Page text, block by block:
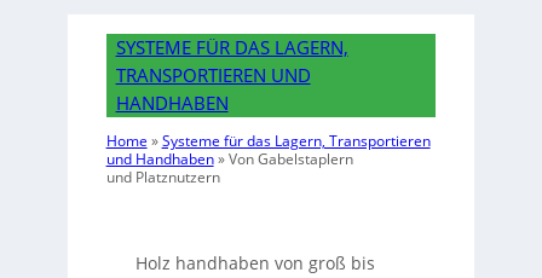
SYSTEME FÜR DAS LAGERN,
TRANSPORTIEREN UND
HANDHABEN
Home »Systeme für das Lagern, Transportieren
und Handhaben»Von Gabelstaplern
und Platznutzern
Holz handhaben von groß bis